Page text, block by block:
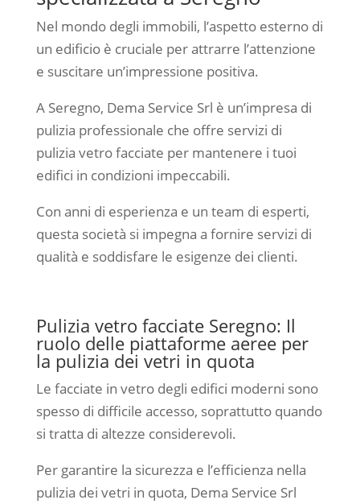
Nel mondo degli immobili, l’aspetto esterno di
un edificio è cruciale per attrarre l’attenzione
e suscitare un’impressione positiva.
A Seregno, Dema Service Srl è un’impresa di
pulizia professionale che offre servizi di
pulizia vetro facciate per mantenere i tuoi
edifici in condizioni impeccabili.
Con anni di esperienza e un team di esperti,
questa società si impegna a fornire servizi di
qualità e soddisfare le esigenze dei clienti.
Pulizia vetro facciate Seregno: Il
ruolo delle piattaforme aeree per
la pulizia dei vetri in quota
Le facciate in vetro degli edifici moderni sono
spesso di difficile accesso, soprattutto quando
si tratta di altezze considerevoli.
Per garantire la sicurezza e l’efficienza nella
pulizia dei vetri in quota, Dema Service Srl